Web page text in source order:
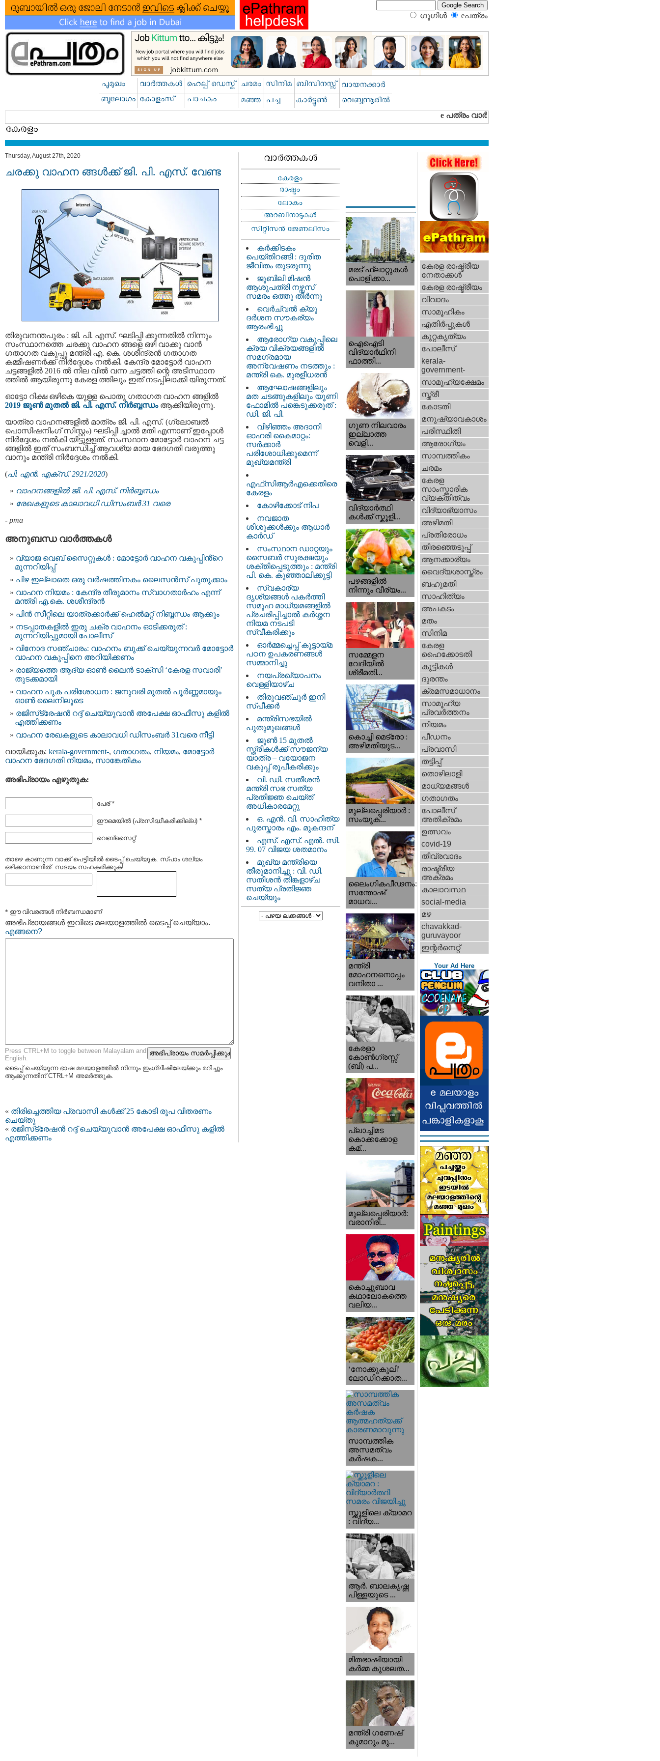
ഗൂഗിള്‍ eപത്രം‍
Thursday, August 27th, 2020
ചരക്കു വാഹന ങ്ങൾക്ക് ജി. പി. എസ്. വേണ്ട
തിരുവനന്തപുരം : ജി. പി. എസ്. ഘടിപ്പി ക്കുന്നതിൽ നിന്നും
സംസ്ഥാനത്തെ ചരക്കു വാഹന ങ്ങളെ ഒഴി വാക്കു വാന്‍
ഗതാഗത വകുപ്പു മന്ത്രി എ. കെ. ശശീന്ദ്രൻ ഗതാഗത
കമ്മീഷണർക്ക് നിർദ്ദേശം നൽകി. കേന്ദ്ര മോട്ടോർ വാഹന
ചട്ടങ്ങളിൽ 2016 ൽ നില വിൽ വന്ന ചട്ടത്തി ന്റെ അടിസ്ഥാന
ത്തില്‍ ആയിരുന്നു കേരള ത്തിലും ഇത് നടപ്പിലാക്കി യിരുന്നത്.
ഓട്ടോ റിക്ഷ ഒഴികെ യുള്ള പൊതു ഗതാഗത വാഹന ങ്ങളിൽ
2019 ജൂണ്‍ മുതല്‍ ജി. പി. എസ്. നിർബ്ബന്ധംആക്കിയിരുന്നു.
യാത്രാ വാഹനങ്ങളിൽ മാത്രം ജി. പി. എസ്. (ഗ്ലോബൽ
പൊസിഷനിംഗ് സിസ്റ്റം) ഘടിപ്പി ച്ചാൽ മതി എന്നാണ് ഇപ്പോൾ
നിർദ്ദേശം നൽകി യിട്ടുളളത്. സംസ്ഥാന മോട്ടോർ വാഹന ചട്ട
ങ്ങളിൽ ഇത് സംബന്ധിച്ച് ആവശ്യ മായ ഭേദഗതി വരുത്തു
വാനും മന്ത്രി നിർദ്ദേശം നൽകി.
(പി. എൻ. എക്‌സ്. 2921/2020)
വാഹനങ്ങളിൽ ജി. പി. എസ്. നിർബ്ബന്ധം
രേഖകളുടെ കാലാവധി ഡിസംബർ 31 വരെ
- pma
അനുബന്ധ വാര്‍ത്തകള്‍
വ്യാജ വെബ് സൈറ്റുകൾ : മോട്ടോര്‍ വാഹന വകുപ്പിൻ്റെ
മുന്നറിയിപ്പ്
പിഴ ഇല്ലാതെ ഒരു വര്‍ഷത്തിനകം ലൈസന്‍സ് പുതുക്കാം
വാഹന നിയമം : കേന്ദ്ര തീരുമാനം സ്വാഗതാര്‍ഹം എന്ന്
മന്ത്രി എ.കെ. ശശീന്ദ്രന്‍
പിൻ സീറ്റിലെ യാത്രക്കാര്‍ക്ക് ഹെൽമറ്റ് നിബ്ബന്ധം ആക്കും
നടപ്പാതകളിൽ ഇരു ചക്ര വാഹനം ഓടിക്കരുത് :
മുന്നറിയിപ്പുമായി പോലീസ്
വിനോദ സഞ്ചാരം: വാഹനം ബുക്ക് ചെയ്യുന്നവര്‍ മോട്ടോര്‍
വാഹന വകുപ്പിനെ അറിയിക്കണം
രാജ്യത്തെ ആദ്യ ഓൺ ലൈൻ ടാക്സി ‘കേരള സവാരി’
തുടക്കമായി
വാഹന പുക പരിശോധന : ജനുവരി മുതല്‍ പൂര്‍ണ്ണമായും
ഓണ്‍ ലൈനിലൂടെ
രജിസ്‌ട്രേഷൻ റദ്ദ് ചെയ്യുവാന്‍ അപേക്ഷ ഓഫീസു കളിൽ
എത്തിക്കണം
വാഹന രേഖകളുടെ കാലാവധി ഡിസംബർ 31വരെ നീട്ടി
വായിക്കുക: kerala-government-, ഗതാഗതം, നിയമം, മോട്ടോര്‍
വാഹന ഭേദഗതി നിയമം, സാങ്കേതികം
അഭിപ്രായം എഴുതുക:
പേര് *
ഈമെയില്‍ (പ്രസിദ്ധീകരിക്കില്ല) *
വെബ്സൈറ്റ്
താഴെ കാണുന്ന വാക്ക് പെട്ടിയില്‍ ടൈപ്പ്‌ ചെയ്യുക. സ്പാം ശല്യം
ഒഴിക്കാനാണിത്. സദയം സഹകരിക്കുക!
* ഈ വിവരങ്ങള്‍ നിര്‍ബന്ധമാണ്
അഭിപ്രായങ്ങള്‍ ഇവിടെ മലയാളത്തില്‍ ടൈപ്പ് ചെയ്യാം.
എങ്ങനെ?
Press CTRL+M to toggle between Malayalam and
English.
ടൈപ്പ്‌ ചെയ്യുന്ന ഭാഷ മലയാളത്തില്‍ നിന്നും ഇംഗ്ലീഷിലേയ്ക്കും മറിച്ചും
ആക്കുന്നതിന് CTRL+M അമര്‍ത്തുക.
« തിരിച്ചെത്തിയ പ്രവാസി കൾക്ക് 25 കോടി രൂപ വിതരണം
ചെയ്തു
« രജിസ്‌ട്രേഷൻ റദ്ദ് ചെയ്യുവാന്‍ അപേക്ഷ ഓഫീസു കളിൽ
എത്തിക്കണം
കർക്കിടകം
പെയ്തിറങ്ങി : ദുരിത
ജീവിതം തുടരുന്നു
ജൂബിലി മിഷൻ
ആശുപത്രി നഴ്സസ്
സമരം ഒത്തു തീർന്നു
വെര്‍ച്വല്‍ ക്യൂ
ദര്‍ശന സൗകര്യം
ആരംഭിച്ചു
ആരോഗ്യ വകുപ്പിലെ
ക്രയ വിക്രയങ്ങളിൽ
സമഗ്രമായ
അന്വേഷണം നടത്തും :
മന്ത്രി കെ. മുരളീധരൻ
ആഘോഷങ്ങളിലും
മത ചടങ്ങുകളിലും യൂണി
ഫോമിൽ പങ്കെടുക്കരുത് :
ഡി. ജി. പി.
വിഴിഞ്ഞം അദാനി
ഓഹരി കൈമാറ്റം:
സർക്കാർ
പരിശോധിക്കുമെന്ന്
മുഖ്യമന്ത്രി
എഫ്‌സിആർഎക്കെതിരെ
കേരളം
കോഴിക്കോട് നിപ
നവജാത
ശിശുക്കള്‍ക്കും ആധാര്‍
കാര്‍ഡ്
സംസ്ഥാന ഡാറ്റയും
സൈബർ സുരക്ഷയും
ശക്തിപ്പെടുത്തും : മന്ത്രി
പി. കെ. കുഞ്ഞാലിക്കുട്ടി
സ്വകാര്യ
ദൃശ്യങ്ങള്‍ പകര്‍ത്തി
സമൂഹ മാധ്യമങ്ങളില്‍
പ്രചരിപ്പിച്ചാൽ കർശ്ശന
നിയമ നടപടി
സ്വീകരിക്കും
ഓർമ്മച്ചെപ്പ് കൂട്ടായ്മ
പഠന ഉപകരണങ്ങൾ
സമ്മാനിച്ചു
നയപ്രഖ്യാപനം
വെള്ളിയാഴ്ച
തിരുവഞ്ചൂർ ഇനി
സ്പീക്കർ
മന്ത്രിസഭയിൽ
പുതുമുഖങ്ങൾ
ജൂൺ 15 മുതൽ
സ്ത്രീകൾക്ക് സൗജന്യ
യാത്ര – വയോജന
വകുപ്പ് രൂപീകരിക്കും
വി. ഡി. സതീശന്‍
മന്ത്രി സഭ സത്യ
പ്രതിജ്ഞ ചെയ്ത്
അധികാരമേറ്റു
ഒ. എൻ. വി. സാഹിത്യ
പുരസ്കാരം എം. മുകന്ദന്
എസ്. എസ്. എൽ. സി.
99. 07 വിജയ ശതമാനം
മുഖ്യ മന്ത്രിയെ
തീരുമാനിച്ചു : വി. ഡി.
സതീശന്‍ തിങ്കളാഴ്ച
സത്യ പ്രതിജ്ഞ
ചെയ്യും
മരട് ഫ്ലാറ്റുകൾ
പൊളിക്കാ...
ഐഐടി
വിദ്യാര്‍ഥിനി
ഫാത്തി...
ഗുണ നിലവാരം
ഇല്ലാത്ത
വെളി...
വിദ്യാർത്ഥി
കൾക്ക് സ്കൂളി...
പഴങ്ങളില്‍
നിന്നും വീര്യം...
സമ്മേളന
വേദിയില്‍
ശ്രീമതി...
കൊച്ചി മെട്രോ :
അഴിമതിയുട...
മുല്ലപ്പെരിയാര്‍ :
സംയുക്...
ലൈംഗികപീഢനം:
സന്തോഷ്
മാധവ...
മന്ത്രി
മോഹനനൊപ്പം
വനിതാ ...
കേരളാ
കോണ്‍ഗ്രസ്സ്
(ബി) പ...
പ്ലാച്ചിമട
കൊക്കക്കോള
കമ്...
മുല്ലപ്പെരിയാര്‍:
വരാനിരി...
കൊച്ചുബാവ
കഥാലോകത്തെ
വലിയ...
‘നോക്കുകൂലി’
ലോഡിറക്കാത...
സാമ്പത്തിക
അസമത്വം
കര്‍ഷക...
സ്ക്കൂളിലെ ക്യാമറ
: വിദ്യ...
ആര്‍. ബാലകൃഷ്ണ
പിള്ളയുടെ ...
മിതഭാഷിയായി
കര്‍മ്മ കുശലത...
മന്ത്രി ഗണേഷ്‌
കുമാറും മു...
കേരള രാഷ്ട്രീയ
നേതാക്കള്‍
കേരള രാഷ്ട്രീയം
വിവാദം
സാമൂഹികം
എതിര്‍പ്പുകള്‍
കുറ്റകൃത്യം
പോലീസ്‌
kerala-
government-
സാമൂഹ്യക്ഷേമം
സ്ത്രീ
കോടതി
മനുഷ്യാവകാശം
പരിസ്ഥിതി
ആരോഗ്യം
സാമ്പത്തികം
ചരമം
കേരള
സാംസ്കാരിക
വ്യക്തിത്വം
വിദ്യാഭ്യാസം
അഴിമതി
പ്രതിരോധം
തിരഞ്ഞെടുപ്പ്
ആനക്കാര്യം
വൈദ്യശാസ്ത്രം
ബഹുമതി
സാഹിത്യം
അപകടം
മതം
സിനിമ
കേരള
ഹൈക്കോടതി
കുട്ടികള്‍
ദുരന്തം
ക്രമസമാധാനം
സാമൂഹ്യ
പ്രവര്‍ത്തനം
നിയമം
പീഡനം
പ്രവാസി
തട്ടിപ്പ്‌
തൊഴിലാളി
മാധ്യമങ്ങള്‍
ഗതാഗതം
പോലീസ്‌
അതിക്രമം
ഉത്സവം
covid-19
തീവ്രവാദം
രാഷ്ട്രീയ
അക്രമം
കാലാവസ്ഥ
social-media
മഴ
chavakkad-
guruvayoor
ഇന്റര്‍നെറ്റ്‌
Your Ad Here